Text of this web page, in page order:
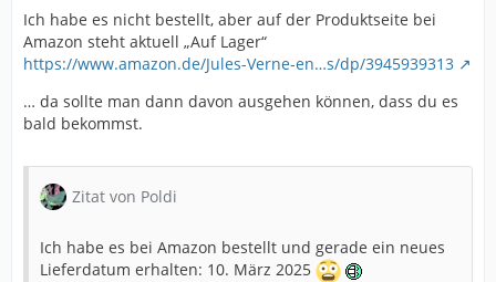
Ich habe es nicht bestellt, aber auf der Produktseite bei
Amazon steht aktuell „Auf Lager“
https://www.amazon.de/Jules-Verne-en…s/dp/3945939313
… da sollte man dann davon ausgehen können, dass du es
bald bekommst.
Zitat von Poldi
Ich habe es bei Amazon bestellt und gerade ein neues
Lieferdatum erhalten: 10. März 2025